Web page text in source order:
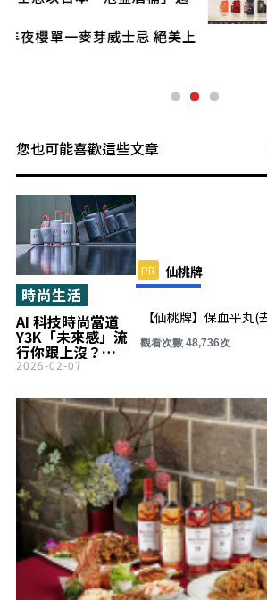
攜手全台11家高檔餐廳
8月美饌佳節盡享頂級餐
您也可能喜歡這些文章
AI 科技時尚當道
Y3K「未來感」流
行你跟上沒？
American
「ROLLIO」系列
閃耀登場 金屬炫光
閃爆時髦旅行！
時尚生活
2025-02-07
PR 仙桃牌
【仙桃牌】保血平丸(
觀看次數 48,736次